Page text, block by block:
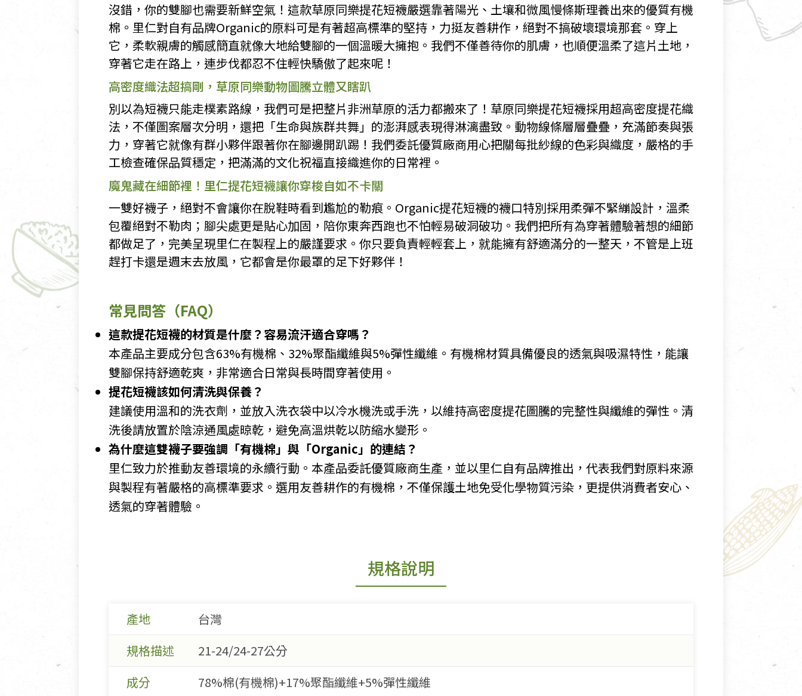
沒錯，你的雙腳也需要新鮮空氣！這款草原同樂提花短襪嚴選靠著陽光、土壤和微風慢條斯理養出來的優質有機
棉。里仁對自有品牌Organic的原料可是有著超高標準的堅持，力挺友善耕作，絕對不搞破壞環境那套。穿上
它，柔軟親膚的觸感簡直就像大地給雙腳的一個溫暖大擁抱。我們不僅善待你的肌膚，也順便溫柔了這片土地，
穿著它走在路上，連步伐都忍不住輕快驕傲了起來呢！
高密度織法超搞剛，草原同樂動物圖騰立體又瞎趴
別以為短襪只能走樸素路線，我們可是把整片非洲草原的活力都搬來了！草原同樂提花短襪採用超高密度提花織
法，不僅圖案層次分明，還把「生命與族群共舞」的澎湃感表現得淋漓盡致。動物線條層層疊疊，充滿節奏與張
力，穿著它就像有群小夥伴跟著你在腳邊開趴踢！我們委託優質廠商用心把關每批紗線的色彩與織度，嚴格的手
工檢查確保品質穩定，把滿滿的文化祝福直接織進你的日常裡。
魔鬼藏在細節裡！里仁提花短襪讓你穿梭自如不卡關
一雙好襪子，絕對不會讓你在脫鞋時看到尷尬的勒痕。Organic提花短襪的襪口特別採用柔彈不緊繃設計，溫柔
包覆絕對不勒肉；腳尖處更是貼心加固，陪你東奔西跑也不怕輕易破洞破功。我們把所有為穿著體驗著想的細節
都做足了，完美呈現里仁在製程上的嚴謹要求。你只要負責輕輕套上，就能擁有舒適滿分的一整天，不管是上班
趕打卡還是週末去放風，它都會是你最罩的足下好夥伴！
常見問答（FAQ）
這款提花短襪的材質是什麼？容易流汗適合穿嗎？
本產品主要成分包含63%有機棉、32%聚酯纖維與5%彈性纖維。有機棉材質具備優良的透氣與吸濕特性，能讓
雙腳保持舒適乾爽，非常適合日常與長時間穿著使用。
提花短襪該如何清洗與保養？
建議使用溫和的洗衣劑，並放入洗衣袋中以冷水機洗或手洗，以維持高密度提花圖騰的完整性與纖維的彈性。清
洗後請放置於陰涼通風處晾乾，避免高溫烘乾以防縮水變形。
為什麼這雙襪子要強調「有機棉」與「Organic」的連結？
里仁致力於推動友善環境的永續行動。本產品委託優質廠商生產，並以里仁自有品牌推出，代表我們對原料來源
與製程有著嚴格的高標準要求。選用友善耕作的有機棉，不僅保護土地免受化學物質污染，更提供消費者安心、
透氣的穿著體驗。
規格說明
產地
台灣
規格描述
21-24/24-27公分
成分
78%棉(有機棉)+17%聚酯纖維+5%彈性纖維